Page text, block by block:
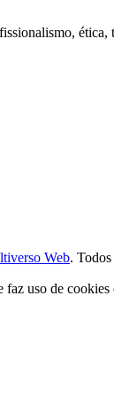
Web.
faz uso de